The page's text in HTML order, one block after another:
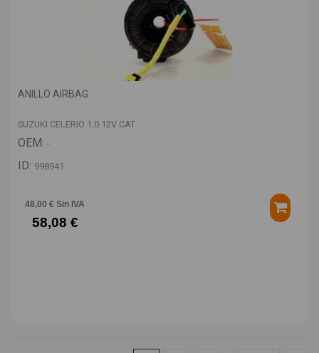
ANILLO AIRBAG
SUZUKI CELERIO 1.0 12V CAT
OEM: -
ID: 998941
48,00 € Sin IVA
58,08 €